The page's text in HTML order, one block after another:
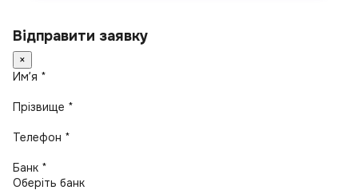
Відправити заявку
×
Имʼя *
Прізвище *
Телефон *
Банк *